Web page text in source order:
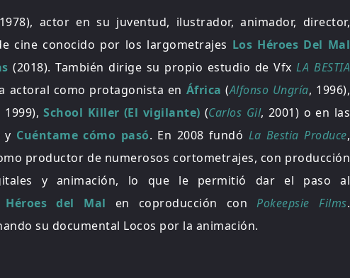
actor en su juventud, ilustrador, animador, director,
cine conocido por los largometrajes Los Héroes Del Mal
(2018). También dirige su propio estudio de VfxLA BESTIA
actoral como protagonista en África (Alfonso Ungría, 1996),
1999),School Killer (El vigilante) (Carlos Gil, 2001) o en las
y Cuéntame cómo pasó. En 2008 fundó La Bestia Produce,
productor de numerosos cortometrajes, con producción
y animación, lo que le permitió dar el paso al
Héroes del Mal en coproducción conPokeepsie Films.
su documental Locos por la animación.